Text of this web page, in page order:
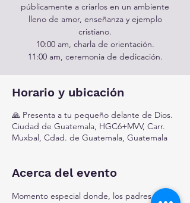
públicamente a criarlos en un ambiente
lleno de amor, enseñanza y ejemplo
cristiano.
10:00 am, charla de orientación.
Horario y ubicación
🙏 Presenta a tu pequeño delante de Dios.
Ciudad de Guatemala, HGC6+MVV, Carr.
Muxbal, Cdad. de Guatemala, Guatemala
Acerca del evento
Momento especial donde, los padres traen